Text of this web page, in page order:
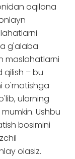
oqilona
g'alaba
maslahatlarni
qilish – bu
o'rnatishga
ularning
Ushbu
bosimini
olasiz.